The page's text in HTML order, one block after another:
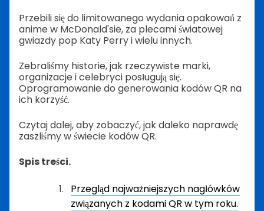
Przebili się do limitowanego wydania opakowań z
anime w McDonald'sie, za plecami światowej
gwiazdy pop Katy Perry i wielu innych.
Zebraliśmy historie, jak rzeczywiste marki,
organizacje i celebryci posługują się.
Oprogramowanie do generowania kodów QR na
ich korzyść.
Czytaj dalej, aby zobaczyć, jak daleko naprawdę
zaszliśmy w świecie kodów QR.
Spis treści.
Przegląd najważniejszych nagłówków
związanych z kodami QR w tym roku.